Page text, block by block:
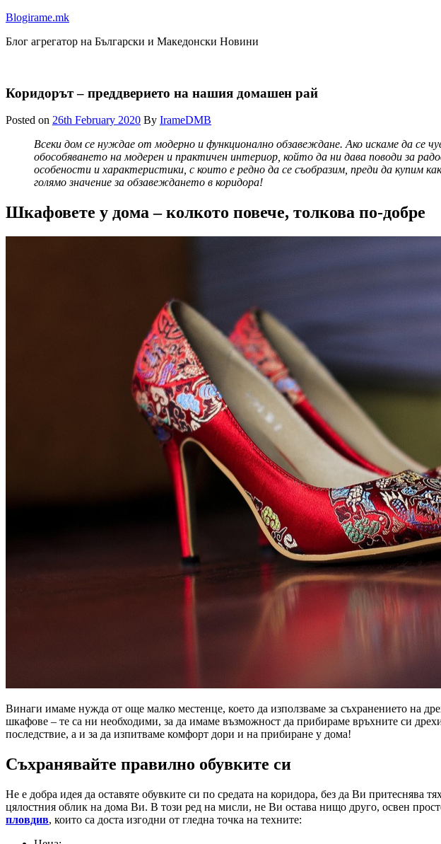
Blogirame.mk
Блог агрегатор на Български и Македонски Новини
Коридорът – преддверието на нашия домашен рай
Posted on 26th February 2020 By IrameDMB
Всеки дом се нуждае от модерно и функционално обзавеждане. Ако искаме да се
обособяването на модерен и практичен интериор, който да ни дава поводи за
особености и характеристики, с които е редно да се съобразим, преди да купим
голямо значение за обзавеждането в коридора!
Шкафовете у дома – колкото повече, толкова по-добре
Винаги имаме нужда от още малко местенце, което да използваме за съхранението на
шкафове – те са ни необходими, за да имаме възможност да прибираме връхните си
последствие, а и за да изпитваме комфорт дори и на прибиране у дома!
Съхранявайте правилно обувките си
Не е добра идея да оставяте обувките си по средата на коридора, без да Ви притеснява
цялостния облик на дома Ви. В този ред на мисли, не Ви остава нищо друго, освен
пловдив, които са доста изгодни от гледна точка на техните: